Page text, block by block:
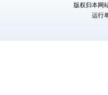
版权归本网
运行